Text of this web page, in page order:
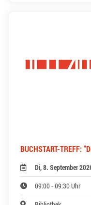
BUCHSTART-TREFF:
Di, 8. September
09:00 - 09:30 Uhr